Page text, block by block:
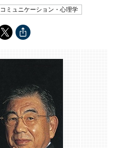
コミュニケーション・心理学